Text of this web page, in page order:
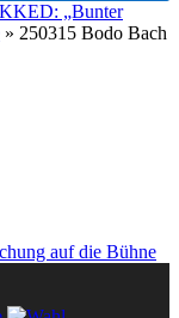
KKED: „Bunter
» 250315 Bodo Bach
auf die Bühne